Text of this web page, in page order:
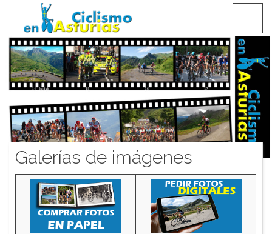
CICLISMO EN ASTURIAS
Galerías de imágenes